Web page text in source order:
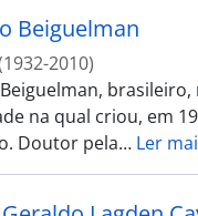
Beiguelman
2010)
brasileiro,
na qual criou, em
Doutor pela… Ler